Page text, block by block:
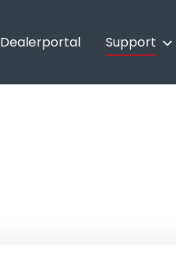
Dealerportal
Support